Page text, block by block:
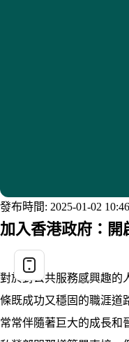
發布時間: 2025-01-02
加入香港政府：開
對於對公共服務感興趣的
條既成功又穩固的職涯道
常常伴隨著巨大的成長和